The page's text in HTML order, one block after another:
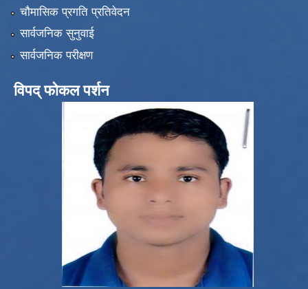
चौमासिक प्रगति प्रतिवेदन
सार्वजनिक सुनुवाई
सार्वजनिक परीक्षण
विपद् फोकल पर्शन